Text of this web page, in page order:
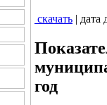
скачать | дата
год